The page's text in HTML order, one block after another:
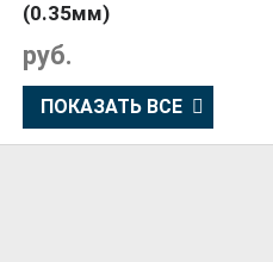
(0.35мм)
руб.
ПОКАЗАТЬ ВСЕ